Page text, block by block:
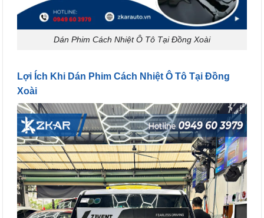
Dán Phim Cách Nhiệt Ô Tô Tại Đồng Xoài
Lợi Ích Khi Dán Phim Cách Nhiệt Ô Tô Tại Đồng
Xoài